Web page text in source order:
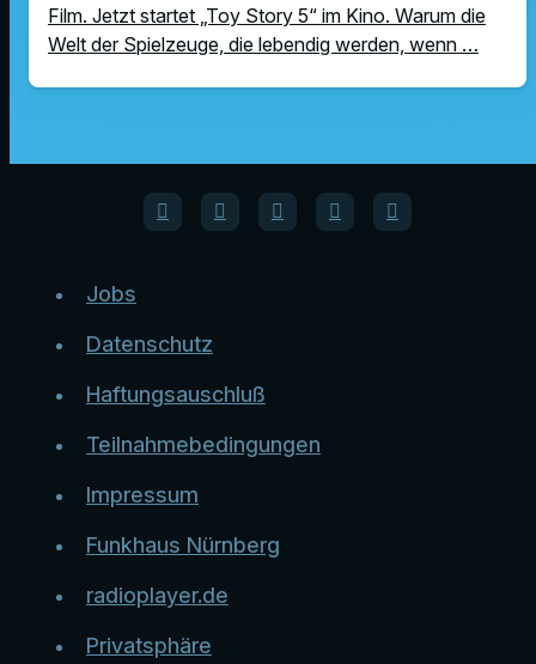
Film. Jetzt startet „Toy Story 5“ im Kino. Warum die
Welt der Spielzeuge, die lebendig werden, wenn …
Jobs
Datenschutz
Haftungsauschluß
Teilnahmebedingungen
Impressum
Funkhaus Nürnberg
radioplayer.de
Privatsphäre